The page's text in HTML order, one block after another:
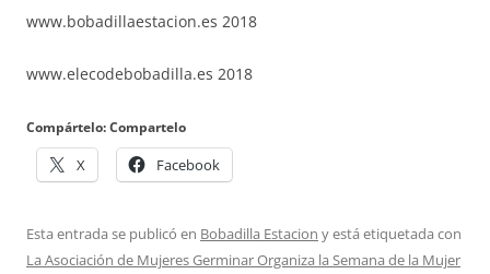
www.bobadillaestacion.es 2018
www.elecodebobadilla.es 2018
Compártelo: Compartelo
X Facebook
Esta entrada se publicó en Bobadilla Estacion y está etiquetada con
La Asociación de Mujeres Germinar Organiza la Semana de la Mujer